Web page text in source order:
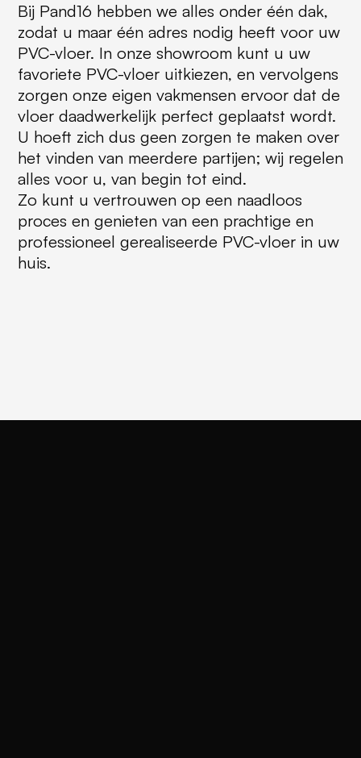
Bij Pand16 hebben we alles onder één dak,
zodat u maar één adres nodig heeft voor uw
PVC-vloer. In onze showroom kunt u uw
favoriete PVC-vloer uitkiezen, en vervolgens
zorgen onze eigen vakmensen ervoor dat de
vloer daadwerkelijk perfect geplaatst wordt.
U hoeft zich dus geen zorgen te maken over
het vinden van meerdere partijen; wij regelen
alles voor u, van begin tot eind.
Zo kunt u vertrouwen op een naadloos
proces en genieten van een prachtige en
professioneel gerealiseerde PVC-vloer in uw
huis.